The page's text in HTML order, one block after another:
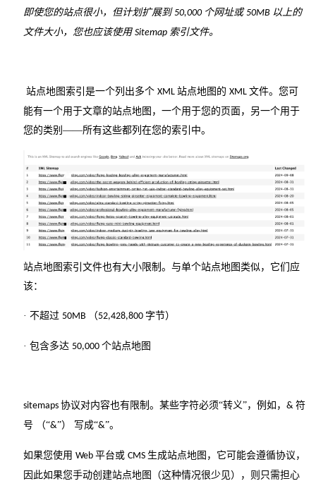
即使您的站点很小，但计划扩展到50,000 个网址或50MB 以上的
文件大小，您也应该使用 Sitemap 索引文件。
站点地图索引是一个列出多个 XML 站点地图的 XML 文件。您可
能有一个用于文章的站点地图，一个用于您的页面，另一个用于
您的类别——所有这些都列在您的索引中。
站点地图索引文件也有大小限制。与单个站点地图类似，它们应
该：
· 不超过 50MB （52,428,800 字节）
· 包含多达 50,000 个站点地图
sitemaps 协议对内容也有限制。某些字符必须“转义”，例如， & 符
号 （“&”） 写成“&”。
如果您使用 Web 平台或 CMS 生成站点地图，它可能会遵循协议，
因此如果您手动创建站点地图（这种情况很少见），则只需担心